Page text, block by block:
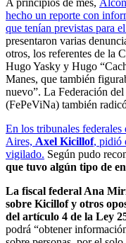
hecho un reporte con
que tenían previstas para
presentaron varias
otros, los referentes de la
Hugo Yasky y Hugo
Manes, que también
nuevo”. La Federación
(FePeViNa) también
En los tribunales
Aires, Axel Kicillof, pidió
vigilado. Según pudo
que tuvo algún tipo de
La fiscal federal Ana
sobre Kicillof y otros
del artículo 4 de la Ley
podrá “obtener